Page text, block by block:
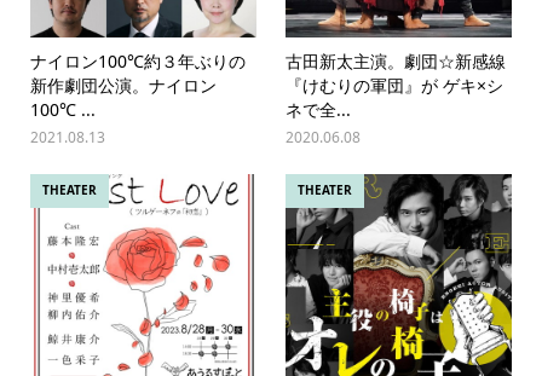
ナイロン100℃約３年ぶりの
新作劇団公演。ナイロン
100℃ ...
2021.08.13
古田新太主演。劇団☆新感線
『けむりの軍団』が ゲキ×シ
ネで全...
2020.06.08
THEATER THEATER